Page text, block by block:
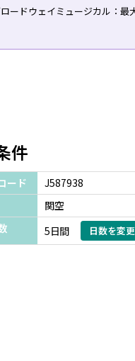
ードウェイミュージカル：最
件
ード
J587938
関空
5日間 日数を変更